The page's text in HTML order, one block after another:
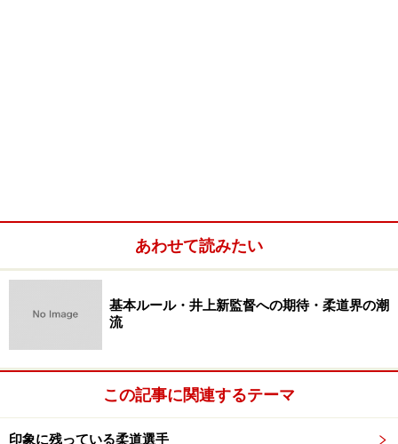
あわせて読みたい
基本ルール・井上新監督への期待・柔道界の潮
流
この記事に関連するテーマ
印象に残っている柔道選手